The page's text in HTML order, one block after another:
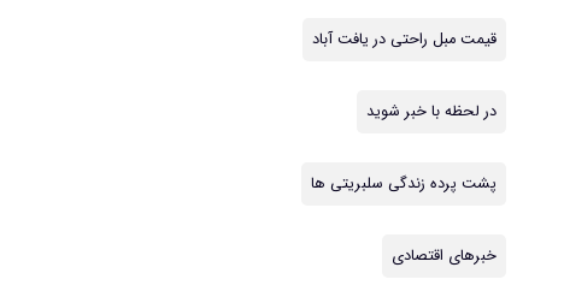
قیمت مبل راحتی در یافت آباد
در لحظه با خبر شوید
پشت پرده زندگی سلبریتی ها
خبرهای اقتصادی